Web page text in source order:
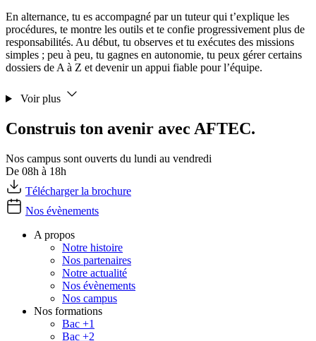
En alternance, tu es accompagné par un tuteur qui t’explique les
procédures, te montre les outils et te confie progressivement plus de
responsabilités. Au début, tu observes et tu exécutes des missions
simples ; peu à peu, tu gagnes en autonomie, tu peux gérer certains
dossiers de A à Z et devenir un appui fiable pour l’équipe.
Voir plus
Construis ton avenir avec AFTEC.
Nos campus sont ouverts du lundi au vendredi
De 08h à 18h
Télécharger la brochure
Nos évènements
A propos
Notre histoire
Nos partenaires
Notre actualité
Nos évènements
Nos campus
Nos formations
Bac +1
Bac +2